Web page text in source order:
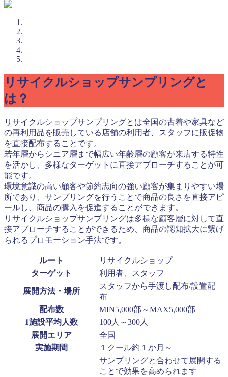
リサイクルショップサンプリングと
は？
リサイクルショップサンプリングとは全国の古着や家具など
の再利用品を販売している店舗の利用者、スタッフに販促物
を直接配布することです。
若年層からシニア層まで幅広い年齢層の顧客が来店する特性
を活かし、多様なターゲットに直接アプローチすることが可
能です。
環境意識の高い顧客や節約志向の強い顧客が集まりやすい場
所であり、サンプリングを行うことで商品の良さを直接アピ
ールし、商品の購入を促進することができます。
リサイクルショップサンプリングは多様な顧客層に対して直
接アプローチすることができるため、商品の認知拡大に繋げ
られるプロモーション手法です。
ルート
リサイクルショップ
ターゲット
利用者、スタッフ
展開方法・場所
スタッフから手渡し配布/設置配
布
配布数
MIN5,000部～MAX5,000部
1施設平均人数
100人～300人
展開エリア
全国
実施期間
１クール約１か月～
サンプリングと合わせて展開する
ことで効果を高められます